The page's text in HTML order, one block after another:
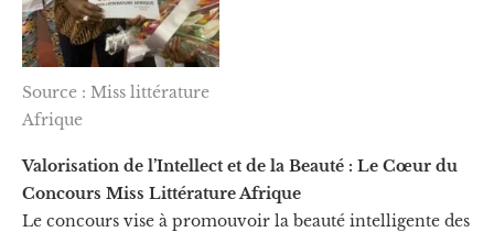
Source : Miss littérature
Afrique
Valorisation de l’Intellect et de la Beauté : Le Cœur du
Concours Miss Littérature Afrique
Le concours vise à promouvoir la beauté intelligente des